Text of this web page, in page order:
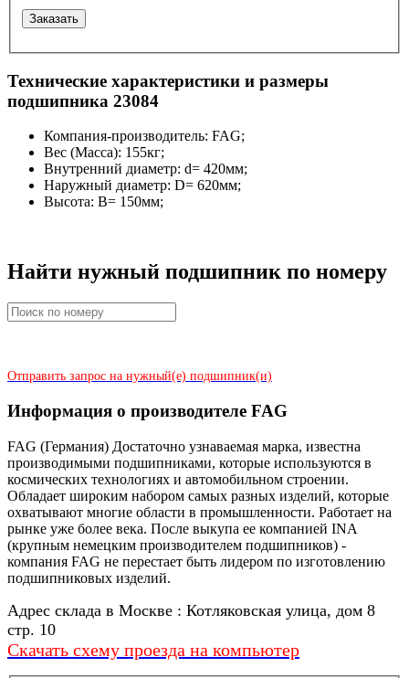
Технические характеристики и размеры
подшипника 23084
Компания-производитель: FAG;
Вес (Масса): 155кг;
Внутренний диаметр: d= 420мм;
Наружный диаметр: D= 620мм;
Высота: B= 150мм;
Найти нужный подшипник по номеру
Отправить запрос на нужный(е) подшипник(и)
Информация о производителе FAG
FAG (Германия) Достаточно узнаваемая марка, известна
производимыми подшипниками, которые используются в
космических технологиях и автомобильном строении.
Обладает широким набором самых разных изделий, которые
охватывают многие области в промышленности. Работает на
рынке уже более века. После выкупа ее компанией INA
(крупным немецким производителем подшипников) -
компания FAG не перестает быть лидером по изготовлению
подшипниковых изделий.
Адрес склада в Москве : Котляковская улица, дом 8
стр. 10
Скачать схему проезда на компьютер